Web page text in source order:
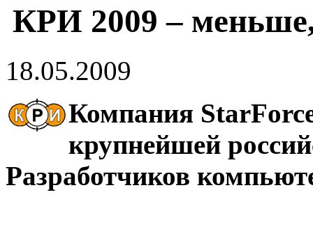
КРИ 2009 –
18.05.2009
Компания
крупнейшей
Разработчиков